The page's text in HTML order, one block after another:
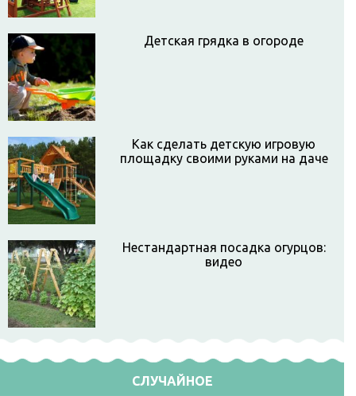
Детская грядка в огороде
Как сделать детскую игровую
площадку своими руками на даче
Нестандартная посадка огурцов:
видео
СЛУЧАЙНОЕ